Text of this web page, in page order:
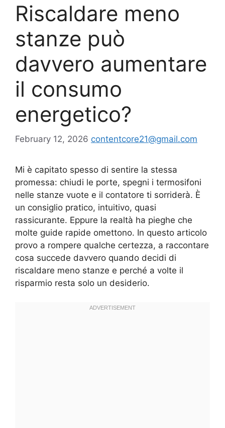
Riscaldare meno
stanze può
davvero aumentare
il consumo
energetico?
February 12, 2026 contentcore21@gmail.com
Mi è capitato spesso di sentire la stessa
promessa: chiudi le porte, spegni i termosifoni
nelle stanze vuote e il contatore ti sorriderà. È
un consiglio pratico, intuitivo, quasi
rassicurante. Eppure la realtà ha pieghe che
molte guide rapide omettono. In questo articolo
provo a rompere qualche certezza, a raccontare
cosa succede davvero quando decidi di
riscaldare meno stanze e perché a volte il
risparmio resta solo un desiderio.